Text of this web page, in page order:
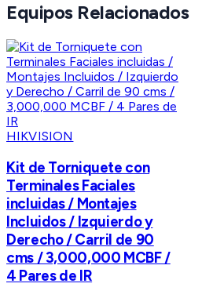
Equipos Relacionados
HIKVISION
Kit de Torniquete con
Terminales Faciales
incluidas / Montajes
Incluidos / Izquierdo y
Derecho / Carril de 90
cms / 3,000,000 MCBF /
4 Pares de IR